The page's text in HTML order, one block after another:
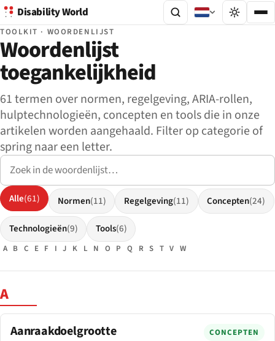
Disability World
TOOLKIT · WOORDENLIJST
Woordenlijst
toegankelijkheid
61 termen over normen, regelgeving, ARIA-rollen,
hulptechnologieën, concepten en tools die in onze
artikelen worden aangehaald. Filter op categorie of
spring naar een letter.
Zoek in de woordenlijst
Alle(61) Normen(11) Regelgeving(11) Concepten(24)
Technologieën(9) Tools(6)
A B C E F I J K L N O P Q R S T V W
A
Aanraakdoelgrootte CONCEPTEN